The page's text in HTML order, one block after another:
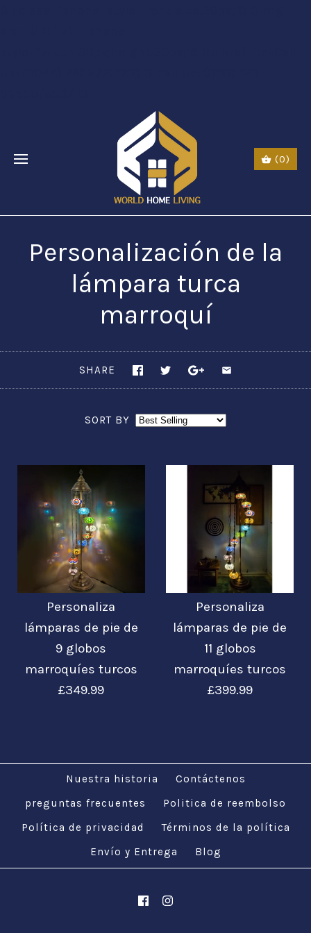
(0)
Personalización de la
lámpara turca
marroquí
SORT BY
SHARE
Personaliza
lámparas de pie de
9 globos
marroquíes turcos
£349.99
Imágenes / /2 /3 /4 /5
lámparas de pie de
Personaliza
lámparas de pie de
11 globos
marroquíes turcos
£399.99
Imágenes /1 2 /3 /4 / 5 /6
lámparas de pie de
Nuestra historia
Contáctenos
preguntas frecuentes
Politica de reembolso
Política de privacidad
Términos de la política
Envío y Entrega
Blog